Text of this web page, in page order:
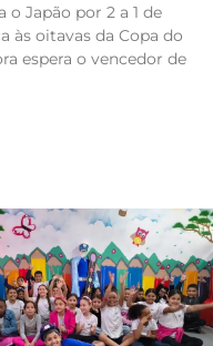
o Japão por 2 a 1 de
às oitavas da Copa do
espera o vencedor de